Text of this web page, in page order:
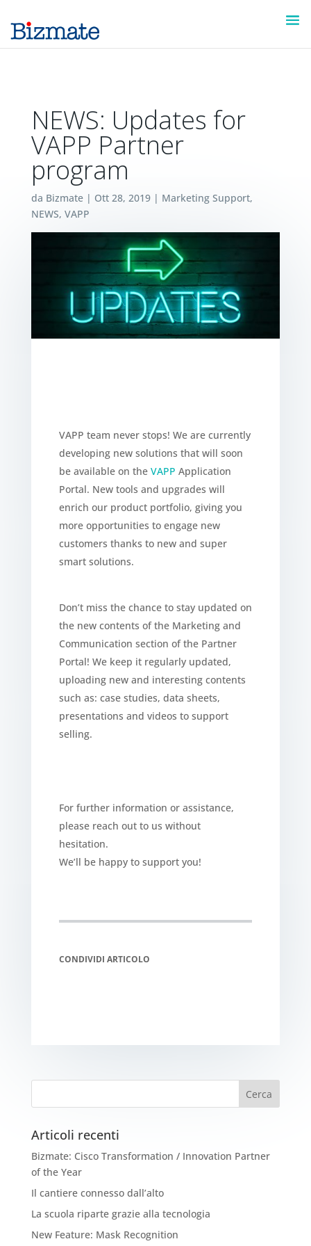
NEWS: Updates for
VAPP Partner
program
da Bizmate| Ott 28, 2019| Marketing Support,
NEWS, VAPP
VAPP team never stops! We are currently
developing new solutions that will soon
be available on theVAPP Application
Portal. New tools and upgrades will
enrich our product portfolio, giving you
more opportunities to engage new
customers thanks to new and super
smart solutions.
Don’t miss the chance to stay updated on
the new contents of the Marketing and
Communication section of the Partner
Portal! We keep it regularly updated,
uploading new and interesting contents
such as: case studies, data sheets,
presentations and videos to support
selling.
For further information or assistance,
please reach out to us without
hesitation.
We’ll be happy to support you!
CONDIVIDI ARTICOLO
Articoli recenti
Bizmate: Cisco Transformation / Innovation Partner
of the Year
Il cantiere connesso dall’alto
La scuola riparte grazie alla tecnologia
New Feature: Mask Recognition